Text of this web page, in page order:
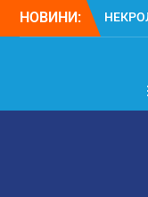
НОВИНИ:
Вступ